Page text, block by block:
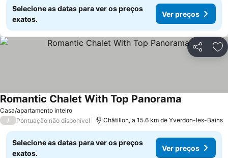
Selecione as datas para ver os preços
exatos.
Ver preços
Partilhar
Casa/apartamento inteiro
Romantic Chalet With Top Panorama
/ Pontuação não disponível Châtillon, a 15.6 km de Yverdon-les-Bains
Selecione as datas para ver os preços
exatos.
Ver preços